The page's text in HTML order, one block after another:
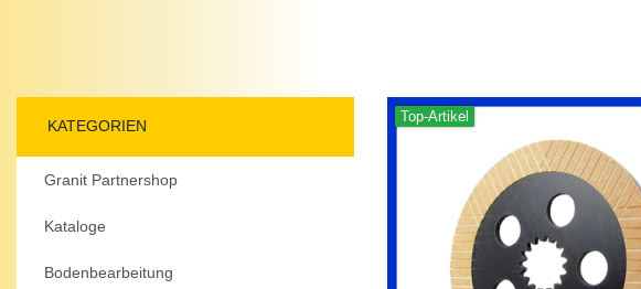
KATEGORIEN
Granit Partnershop
Kataloge
Bodenbearbeitung
Top-Artikel